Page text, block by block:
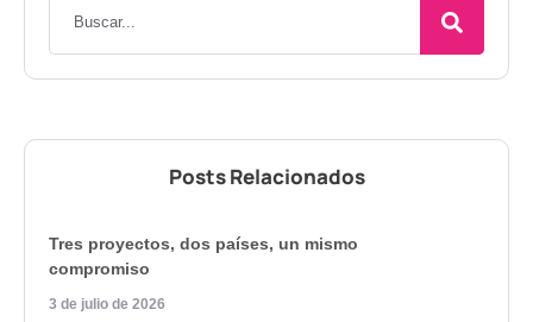
Posts Relacionados
Tres proyectos, dos países, un mismo
compromiso
3 de julio de 2026